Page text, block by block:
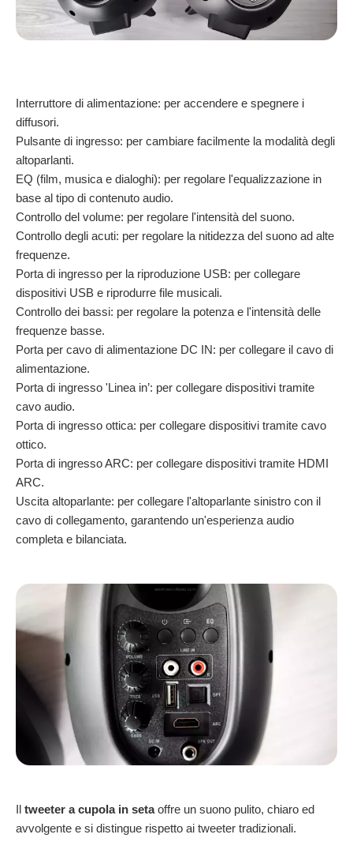
Interruttore di alimentazione: per accendere e spegnere i
diffusori.
Pulsante di ingresso: per cambiare facilmente la modalità degli
altoparlanti.
EQ (film, musica e dialoghi): per regolare l'equalizzazione in
base al tipo di contenuto audio.
Controllo del volume: per regolare l'intensità del suono.
Controllo degli acuti: per regolare la nitidezza del suono ad alte
frequenze.
Porta di ingresso per la riproduzione USB: per collegare
dispositivi USB e riprodurre file musicali.
Controllo dei bassi: per regolare la potenza e l'intensità delle
frequenze basse.
Porta per cavo di alimentazione DC IN: per collegare il cavo di
alimentazione.
Porta di ingresso 'Linea in’: per collegare dispositivi tramite
cavo audio.
Porta di ingresso ottica: per collegare dispositivi tramite cavo
ottico.
Porta di ingresso ARC: per collegare dispositivi tramite HDMI
ARC.
Uscita altoparlante: per collegare l'altoparlante sinistro con il
cavo di collegamento, garantendo un'esperienza audio
completa e bilanciata.
Il tweeter a cupola in setaoffre un suono pulito, chiaro ed
avvolgente e si distingue rispetto ai tweeter tradizionali.